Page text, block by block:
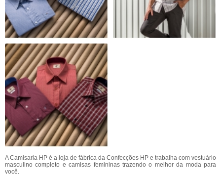
A Camisaria HP é a loja de fábrica da Confecções HP e trabalha com vestuário
masculino completo e camisas femininas trazendo o melhor da moda para
você.